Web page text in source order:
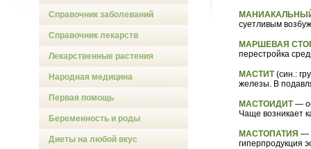
Справочник заболеваний
Справочник лекарств
Лекарственные растения
Народная медицина
Первая помощь
Беременность и роды
Диеты на любой вкус
суетливым
МАРШЕВАЯ
перестройка
МАСТИТ(син.:
железы. В
МАСТОИДИТ—
Чаще возникает
МАСТОПАТИЯ —
гиперпродукция